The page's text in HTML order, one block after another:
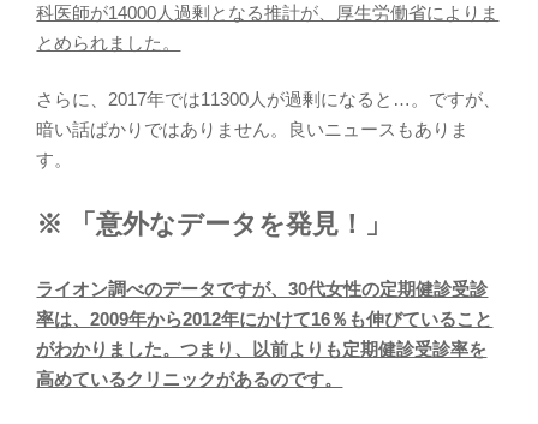
科医師が14000人過剰となる推計が、厚生労働省によりま
とめられました。
さらに、2017年では11300人が過剰になると…。ですが、
暗い話ばかりではありません。良いニュースもありま
す。
※ 「意外なデータを発見！」
ライオン調べのデータですが、30代女性の定期健診受診
率は、2009年から2012年にかけて16％も伸びていること
がわかりました。つまり、以前よりも定期健診受診率を
高めているクリニックがあるのです。